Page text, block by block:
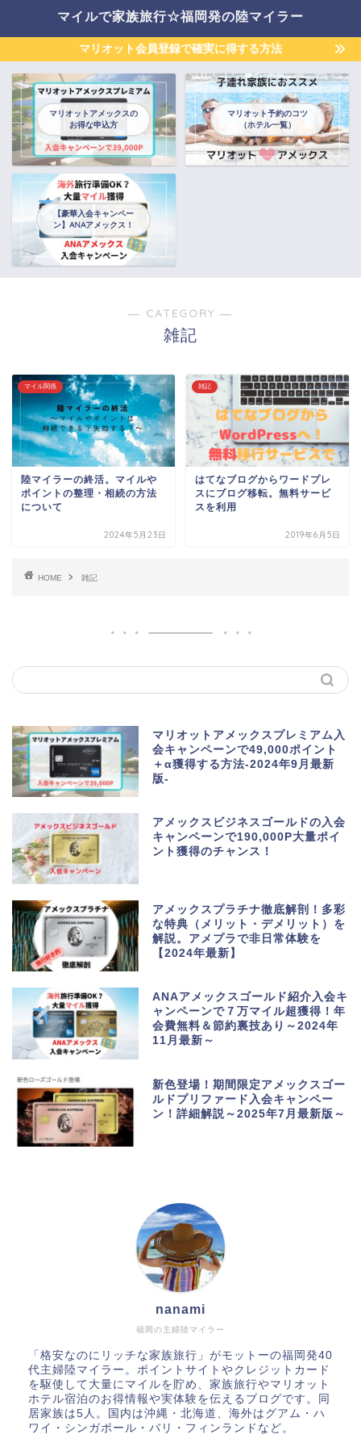
マイルで家族旅行☆福岡発の陸マイラー
マリオット会員登録で確実に得する方法
マリオットアメックスの
お得な申込方
マリオット予約のコツ
（ホテル一覧）
【豪華入会キャンペー
ン】ANAアメックス！
― CATEGORY ―
雑記
マイル関係
陸マイラーの終活。マイルや
ポイントの整理・相続の方法
について
2024年5月23日
雑記
はてなブログからワードプレ
スにブログ移転。無料サービ
スを利用
2019年6月5日
HOME 雑記
マリオットアメックスプレミアム入
会キャンペーンで49,000ポイント
＋α獲得する方法-2024年9月最新
版-
アメックスビジネスゴールドの入会
キャンペーンで190,000P大量ポイ
ント獲得のチャンス！
アメックスプラチナ徹底解剖！多彩
な特典（メリット・デメリット）を
解説。アメプラで非日常体験を
【2024年最新】
ANAアメックスゴールド紹介入会キ
ャンペーンで７万マイル超獲得！年
会費無料＆節約裏技あり～2024年
11月最新～
新色登場！期間限定アメックスゴー
ルドプリファード入会キャンペー
ン！詳細解説～2025年7月最新版～
福岡の主婦陸マイラー
nanami
「格安なのにリッチな家族旅行」がモットーの福岡発40
代主婦陸マイラー。ポイントサイトやクレジットカード
を駆使して大量にマイルを貯め、家族旅行やマリオット
ホテル宿泊のお得情報や実体験を伝えるブログです。同
居家族は5人。国内は沖縄・北海道、海外はグアム・ハ
ワイ・シンガポール・バリ・フィンランドなど。